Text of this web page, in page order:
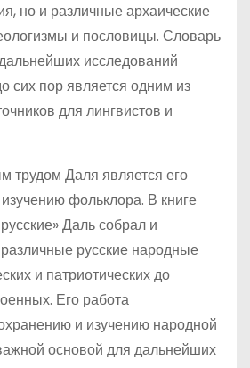
но и различные архаические
и пословицы. Словарь
исследований
сих пор является одним из
для лингвистов и
Даля является его
фольклора. В книге
Даль собрал и
русские народные
и патриотических до
Его работа
и изучению народной
основой для дальнейших